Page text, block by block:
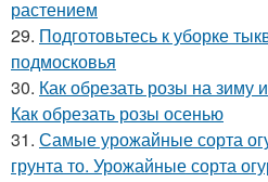
растением
29. Подготовьтесь к уборке
подмосковья
30. Как обрезать розы на зиму
Как обрезать розы осенью
31. Самые урожайные сорта
грунта то. Урожайные сорта